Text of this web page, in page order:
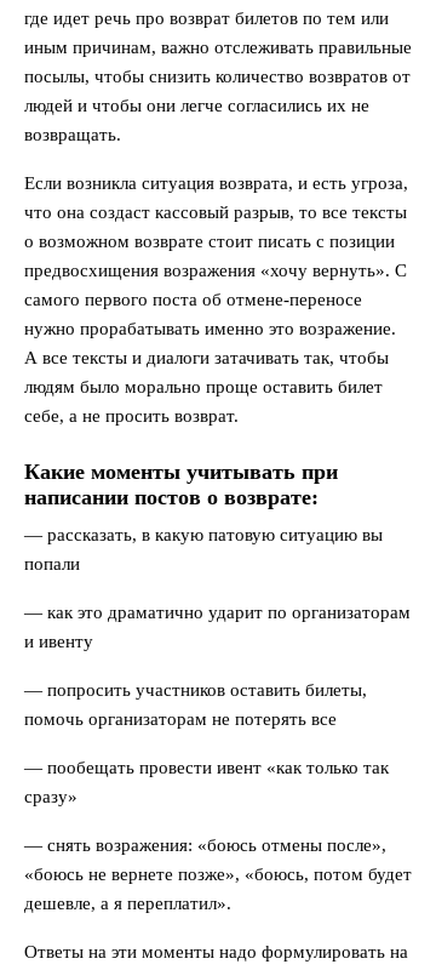
где идет речь про возврат билетов по тем или
иным причинам, важно отслеживать правильные
посылы, чтобы снизить количество возвратов от
людей и чтобы они легче согласились их не
возвращать.
Если возникла ситуация возврата, и есть угроза,
что она создаст кассовый разрыв, то все тексты
о возможном возврате стоит писать с позиции
предвосхищения возражения «хочу вернуть». С
самого первого поста об отмене-переносе
нужно прорабатывать именно это возражение.
А все тексты и диалоги затачивать так, чтобы
людям было морально проще оставить билет
себе, а не просить возврат.
Какие моменты учитывать при
написании постов о возврате:
— рассказать, в какую патовую ситуацию вы
попали
— как это драматично ударит по организаторам
и ивенту
— попросить участников оставить билеты,
помочь организаторам не потерять все
— пообещать провести ивент «как только так
сразу»
— снять возражения: «боюсь отмены после»,
«боюсь не вернете позже», «боюсь, потом будет
дешевле, а я переплатил».
Ответы на эти моменты надо формулировать на